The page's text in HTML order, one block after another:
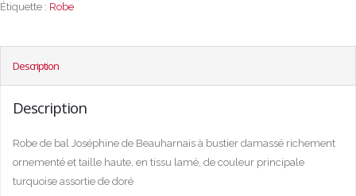
Étiquette : Robe
Description
Description
Robe de bal Joséphine de Beauharnais à bustier damassé richement
ornementé et taille haute, en tissu lamé, de couleur principale
turquoise assortie de doré